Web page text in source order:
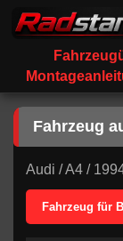
Fahrzeug
Audi /A4 /
Fahrzeug für